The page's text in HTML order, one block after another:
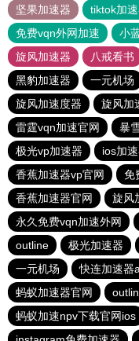
坚果加速器
tiktok加
免费vqn外网加速
小
旋风加速器
八戒看书
黑豹加速器
一元机场
旋风加速度器
旋风加
雷霆vqn加速官网
暴
极光vp加速器
ios加
香蕉加速器vp官网
免
香蕉加速器官网
旋风
永久免费vqn加速外网
outline
极光加速器
一元机场
快连加速器
蚂蚁加速器官网
蚂蚁加速npv下载官网ios